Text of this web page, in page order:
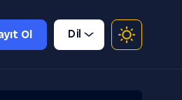
Ol Dil